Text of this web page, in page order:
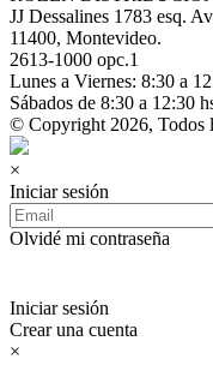
JJ Dessalines 1783 esq.
11400, Montevideo.
2613-1000 opc.1
Lunes a Viernes: 8:30 a
Sábados de 8:30 a 12:30
© Copyright 2026, Todos
×
Iniciar sesión
Olvidé mi contraseña
Iniciar sesión
Crear una cuenta
×